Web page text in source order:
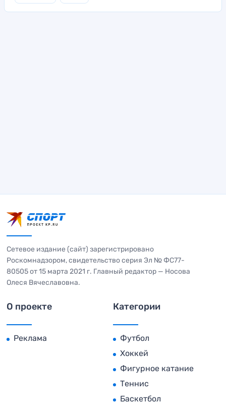
Сетевое издание (сайт) зарегистрировано
Роскомнадзором, свидетельство серия Эл № ФС77-
80505 от 15 марта 2021 г. Главный редактор — Носова
Олеся Вячеславовна.
О проекте
Реклама
Категории
Футбол
Хоккей
Фигурное катание
Теннис
Баскетбол